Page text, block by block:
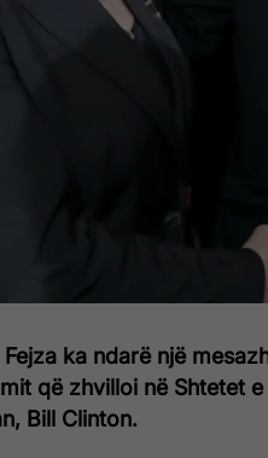
Fejza ka ndarë një
që zhvilloi në Shtetet
Bill Clinton.